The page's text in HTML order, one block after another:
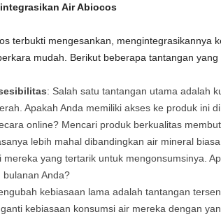
Air Abiocos
terbukti mengesankan, mengintegrasikannya
mudah. Berikut beberapa tantangan yang
: Salah satu tantangan utama adalah
Apakah Anda memiliki akses ke produk ini
online? Mencari produk berkualitas
lebih mahal dibandingkan air mineral
yang tertarik untuk mengonsumsinya.
Anda?
kebiasaan lama adalah tantangan
kebiasaan konsumsi air mereka dengan